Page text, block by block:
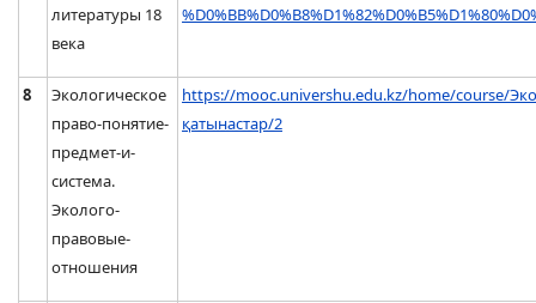
литературы 18
века
8
Экологическое
право-понятие-
предмет-и-
система.
Эколого-
правовые-
отношения
https://mooc.univershu.edu.kz/home/course/
қатынастар/2